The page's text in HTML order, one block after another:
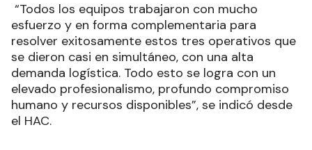
“Todos los equipos trabajaron con mucho
esfuerzo y en forma complementaria para
resolver exitosamente estos tres operativos que
se dieron casi en simultáneo, con una alta
demanda logística. Todo esto se logra con un
elevado profesionalismo, profundo compromiso
humano y recursos disponibles”, se indicó desde
el HAC.